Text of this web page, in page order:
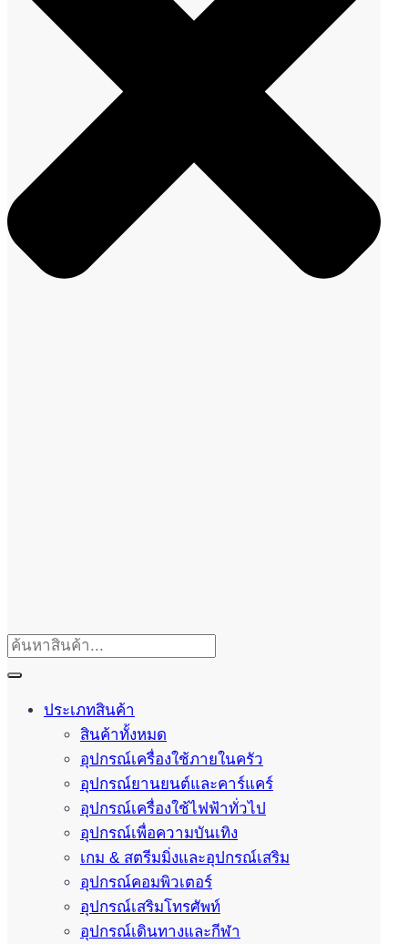
ประเภทสินค้า
สินค้าทั้งหมด
อุปกรณ์เครื่องใช้ภายในครัว
อุปกรณ์ยานยนต์และคาร์แคร์
อุปกรณ์เครื่องใช้ไฟฟ้าทั่วไป
อุปกรณ์เพื่อความบันเทิง
เกม & สตรีมมิ่งและอุปกรณ์เสริม
อุปกรณ์คอมพิวเตอร์
อุปกรณ์เสริมโทรศัพท์
อุปกรณ์เดินทางและกีฬา